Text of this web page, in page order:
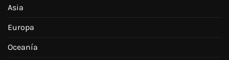
Asia
Europa
Oceanía